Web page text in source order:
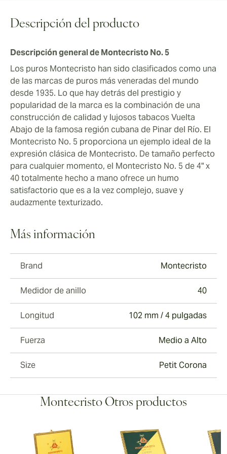
los puros sobre la marcha.
matutino o para tomar una noche, puede confiar en el
puro cubano genuinamente satisfactoria.
Descripción del producto
Descripción general de Montecristo No. 5
Los puros Montecristo han sido clasificados como una
de las marcas de puros más veneradas del mundo
desde 1935. Lo que hay detrás del prestigio y
popularidad de la marca es la combinación de una
construcción de calidad y lujosos tabacos Vuelta
Abajo de la famosa región cubana de Pinar del Río. El
Montecristo No. 5 proporciona un ejemplo ideal de la
expresión clásica de Montecristo. De tamaño perfecto
para cualquier momento, el Montecristo No. 5 de 4" x
40 totalmente hecho a mano ofrece un humo
satisfactorio que es a la vez complejo, suave y
audazmente texturizado.
Más información
Brand Montecristo
Medidor de anillo 40
Longitud 102 mm / 4 pulgadas
Fuerza Medio a Alto
Size Petit Corona
Montecristo Otros productos